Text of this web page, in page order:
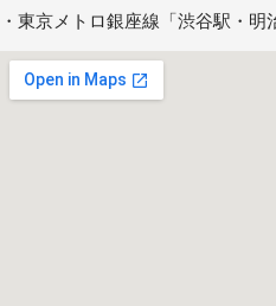
・東京メトロ銀座線「渋谷駅・